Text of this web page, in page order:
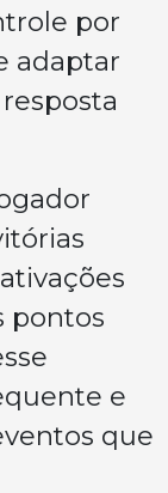
por
adaptar
pontos
e
que